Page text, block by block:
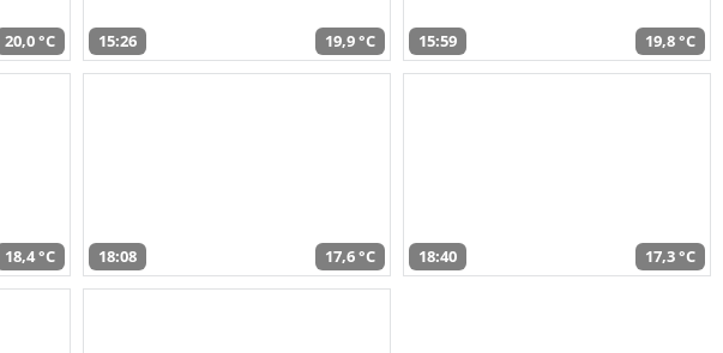
20,0 °C 15:26 19,9 °C 15:59 19,8 °C
18,4 °C 18:08 17,6 °C 18:40 17,3 °C